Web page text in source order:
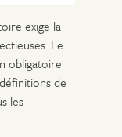
exige la
Le
obligatoire
de
les